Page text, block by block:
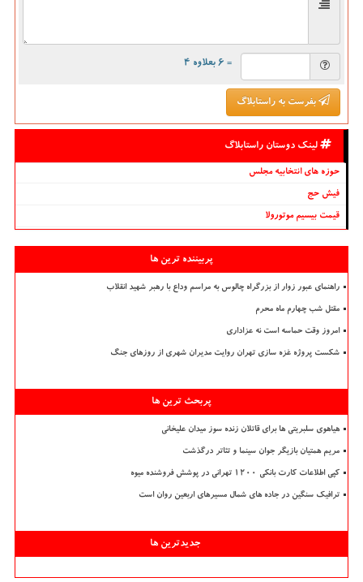
= ۶ بعلاوه ۴
بفرست به راستابلاگ
لینک دوستان راستابلاگ
حوزه های انتخابیه مجلس
فیش حج
قیمت بیسیم موتورولا
پربیننده ترین ها
راهنمای عبور زوار از بزرگراه چالوس به مراسم وداع با رهبر شهید انقلاب
مقتل شب چهارم ماه محرم
امروز وقت حماسه است نه عزاداری
شکست پروژه غزه سازی تهران روایت مدیران شهری از روزهای جنگ
پربحث ترین ها
هیاهوی سلبریتی ها برای قاتلان زنده سوز میدان علیخانی
مریم همتیان بازیگر جوان سینما و تئاتر درگذشت
کپی اطلاعات کارت بانکی ۱۲۰۰ تهرانی در پوشش فروشنده میوه
ترافیک سنگین در جاده های شمال مسیرهای اربعین روان است
جدیدترین ها